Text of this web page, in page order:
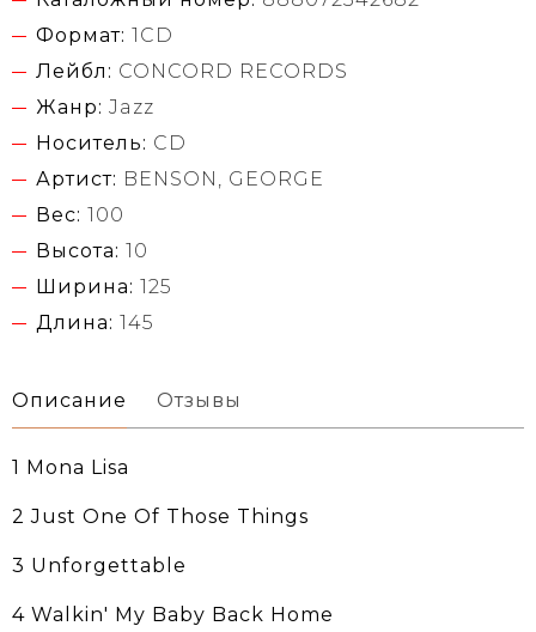
Формат: 1CD
Лейбл: CONCORD RECORDS
Жанр: Jazz
Носитель: CD
Артист: BENSON, GEORGE
Вес: 100
Высота: 10
Ширина: 125
Длина: 145
Описание Отзывы
1 Mona Lisa
2 Just One Of Those Things
3 Unforgettable
4 Walkin' My Baby Back Home